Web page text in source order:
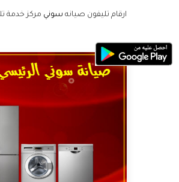
ارقام تليفون صيانه سوني مركز خدمة